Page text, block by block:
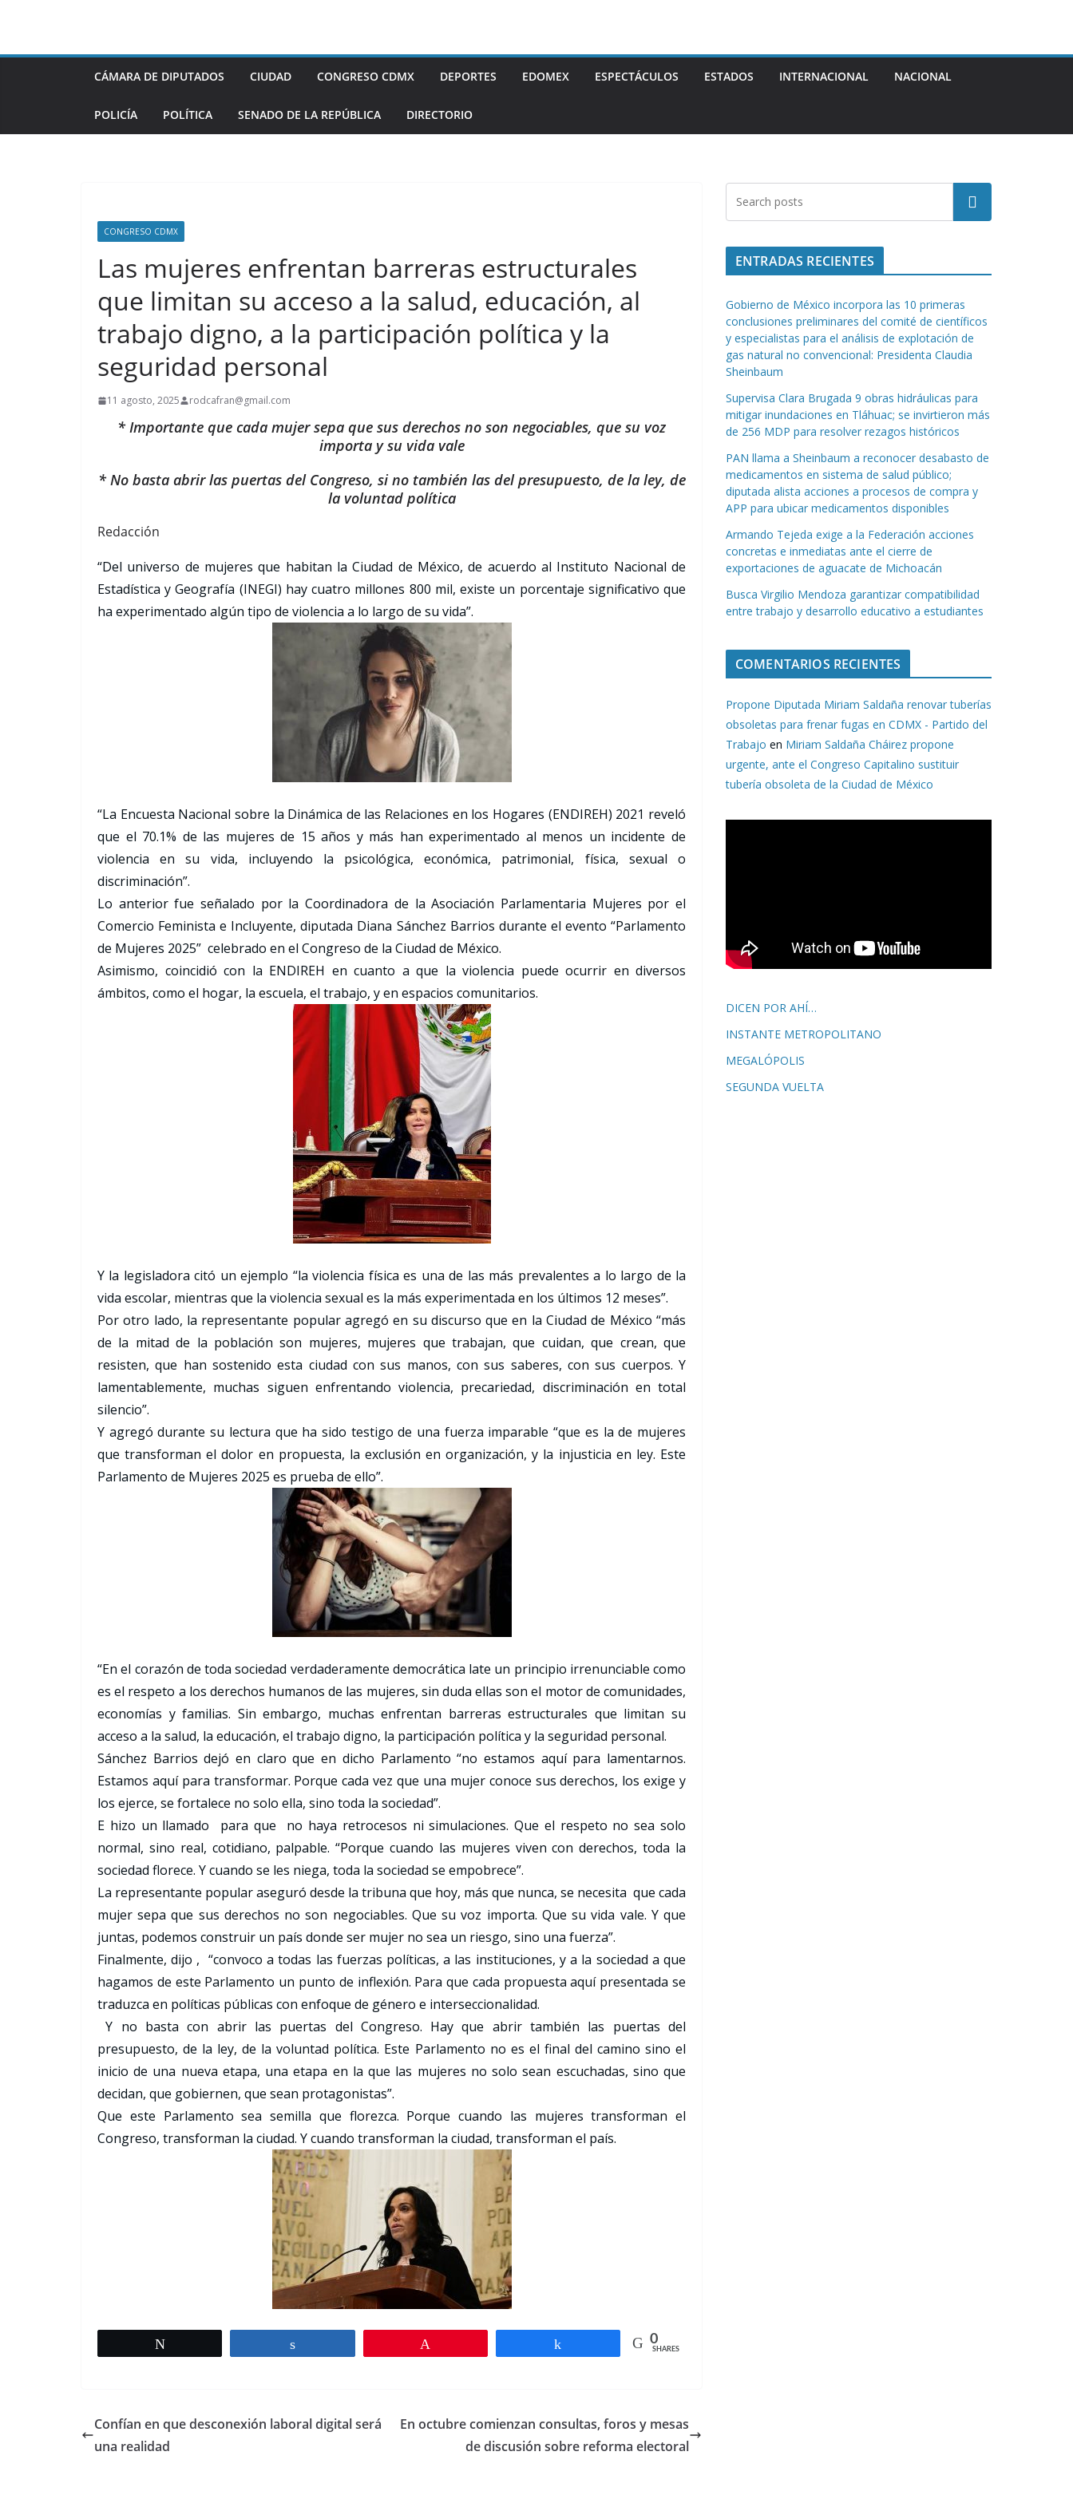
contenido
CÁMARA DE DIPUTADOS CIUDAD CONGRESO CDMX DEPORTES EDOMEX ESPECTÁCULOS ESTADOS INTERNACIONAL NACIONAL
POLICÍA POLÍTICA SENADO DE LA REPÚBLICA DIRECTORIO
CONGRESO CDMX
Las mujeres enfrentan barreras estructurales
que limitan su acceso a la salud, educación, al
trabajo digno, a la participación política y la
seguridad personal
11 agosto, 2025 rodcafran@gmail.com
* Importante que cada mujer sepa que sus derechos no son negociables, que su voz
importa y su vida vale
* No basta abrir las puertas del Congreso, si no también las del presupuesto, de la ley, de
la voluntad política
Redacción
“Del universo de mujeres que habitan la Ciudad de México, de acuerdo al Instituto Nacional de
Estadística y Geografía (INEGI) hay cuatro millones 800 mil, existe un porcentaje significativo que
ha experimentado algún tipo de violencia a lo largo de su vida”.
“La Encuesta Nacional sobre la Dinámica de las Relaciones en los Hogares (ENDIREH) 2021 reveló
que el 70.1% de las mujeres de 15 años y más han experimentado al menos un incidente de
violencia en su vida, incluyendo la psicológica, económica, patrimonial, física, sexual o
discriminación”.
Lo anterior fue señalado por la Coordinadora de la Asociación Parlamentaria Mujeres por el
Comercio Feminista e Incluyente, diputada Diana Sánchez Barrios durante el evento “Parlamento
de Mujeres 2025” celebrado en el Congreso de la Ciudad de México.
Asimismo, coincidió con la ENDIREH en cuanto a que la violencia puede ocurrir en diversos
ámbitos, como el hogar, la escuela, el trabajo, y en espacios comunitarios.
Y la legisladora citó un ejemplo “la violencia física es una de las más prevalentes a lo largo de la
vida escolar, mientras que la violencia sexual es la más experimentada en los últimos 12 meses”.
Por otro lado, la representante popular agregó en su discurso que en la Ciudad de México “más
de la mitad de la población son mujeres, mujeres que trabajan, que cuidan, que crean, que
resisten, que han sostenido esta ciudad con sus manos, con sus saberes, con sus cuerpos. Y
lamentablemente, muchas siguen enfrentando violencia, precariedad, discriminación en total
silencio”.
Y agregó durante su lectura que ha sido testigo de una fuerza imparable “que es la de mujeres
que transforman el dolor en propuesta, la exclusión en organización, y la injusticia en ley. Este
Parlamento de Mujeres 2025 es prueba de ello”.
“En el corazón de toda sociedad verdaderamente democrática late un principio irrenunciable como
es el respeto a los derechos humanos de las mujeres, sin duda ellas son el motor de comunidades,
economías y familias. Sin embargo, muchas enfrentan barreras estructurales que limitan su
acceso a la salud, la educación, el trabajo digno, la participación política y la seguridad personal.
Sánchez Barrios dejó en claro que en dicho Parlamento “no estamos aquí para lamentarnos.
Estamos aquí para transformar. Porque cada vez que una mujer conoce sus derechos, los exige y
los ejerce, se fortalece no solo ella, sino toda la sociedad”.
E hizo un llamado para que no haya retrocesos ni simulaciones. Que el respeto no sea solo
normal, sino real, cotidiano, palpable. “Porque cuando las mujeres viven con derechos, toda la
sociedad florece. Y cuando se les niega, toda la sociedad se empobrece”.
La representante popular aseguró desde la tribuna que hoy, más que nunca, se necesita que cada
mujer sepa que sus derechos no son negociables. Que su voz importa. Que su vida vale. Y que
juntas, podemos construir un país donde ser mujer no sea un riesgo, sino una fuerza”.
Finalmente, dijo , “convoco a todas las fuerzas políticas, a las instituciones, y a la sociedad a que
hagamos de este Parlamento un punto de inflexión. Para que cada propuesta aquí presentada se
traduzca en políticas públicas con enfoque de género e interseccionalidad.
Y no basta con abrir las puertas del Congreso. Hay que abrir también las puertas del
presupuesto, de la ley, de la voluntad política. Este Parlamento no es el final del camino sino el
inicio de una nueva etapa, una etapa en la que las mujeres no solo sean escuchadas, sino que
decidan, que gobiernen, que sean protagonistas”.
Que este Parlamento sea semilla que florezca. Porque cuando las mujeres transforman el
Congreso, transforman la ciudad. Y cuando transforman la ciudad, transforman el país.
0
SHARES
Confían en que desconexión laboral digital será
una realidad
En octubre comienzan consultas, foros y mesas
de discusión sobre reforma electoral
Buscar
ENTRADAS RECIENTES
Gobierno de México incorpora las 10 primeras
conclusiones preliminares del comité de científicos
y especialistas para el análisis de explotación de
gas natural no convencional: Presidenta Claudia
Sheinbaum
Supervisa Clara Brugada 9 obras hidráulicas para
mitigar inundaciones en Tláhuac; se invirtieron más
de 256 MDP para resolver rezagos históricos
PAN llama a Sheinbaum a reconocer desabasto de
medicamentos en sistema de salud público;
diputada alista acciones a procesos de compra y
APP para ubicar medicamentos disponibles
Armando Tejeda exige a la Federación acciones
concretas e inmediatas ante el cierre de
exportaciones de aguacate de Michoacán
Busca Virgilio Mendoza garantizar compatibilidad
entre trabajo y desarrollo educativo a estudiantes
COMENTARIOS RECIENTES
Propone Diputada Miriam Saldaña renovar tuberías
obsoletas para frenar fugas en CDMX - Partido del
Trabajo en Miriam Saldaña Cháirez propone
urgente, ante el Congreso Capitalino sustituir
tubería obsoleta de la Ciudad de México
DICEN POR AHÍ…
INSTANTE METROPOLITANO
MEGALÓPOLIS
SEGUNDA VUELTA